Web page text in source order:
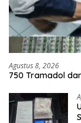
Agustus 8, 2026
750 Tramadol